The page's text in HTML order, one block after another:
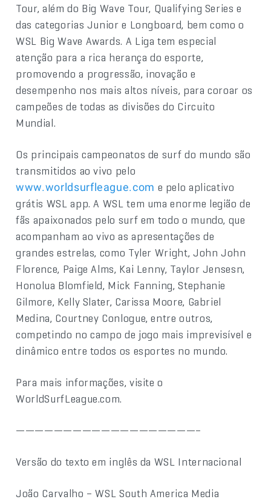
Tour, além do Big Wave Tour, Qualifying Series e
das categorias Junior e Longboard, bem como o
WSL Big Wave Awards. A Liga tem especial
atenção para a rica herança do esporte,
promovendo a progressão, inovação e
desempenho nos mais altos níveis, para coroar os
campeões de todas as divisões do Circuito
Mundial.
Os principais campeonatos de surf do mundo são
transmitidos ao vivo pelo
www.worldsurfleague.com e pelo aplicativo
grátis WSL app. A WSL tem uma enorme legião de
fãs apaixonados pelo surf em todo o mundo, que
acompanham ao vivo as apresentações de
grandes estrelas, como Tyler Wright, John John
Florence, Paige Alms, Kai Lenny, Taylor Jensesn,
Honolua Blomfield, Mick Fanning, Stephanie
Gilmore, Kelly Slater, Carissa Moore, Gabriel
Medina, Courtney Conlogue, entre outros,
competindo no campo de jogo mais imprevisível e
dinâmico entre todos os esportes no mundo.
Para mais informações, visite o
WorldSurfLeague.com.
———————————————————–
Versão do texto em inglês da WSL Internacional
João Carvalho – WSL South America Media